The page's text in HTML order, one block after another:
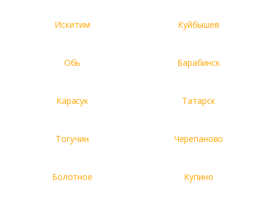
Искитим Куйбышев
Обь Барабинск
Карасук Татарск
Тогучин Черепаново
Болотное Купино